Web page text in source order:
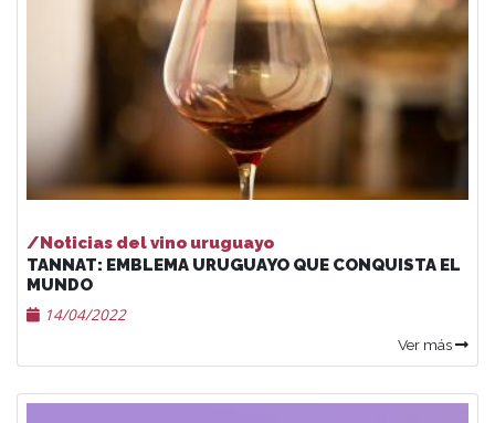
/Noticias del vino uruguayo
TANNAT: EMBLEMA URUGUAYO QUE CONQUISTA EL
MUNDO
14/04/2022
Ver más